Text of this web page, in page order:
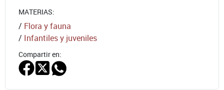
MATERIAS:
/ Flora y fauna
/ Infantiles y juveniles
Compartir en: